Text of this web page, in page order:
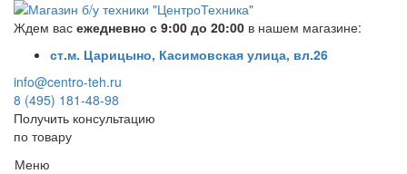
Ждем вас ежедневно с 9:00 до 20:00 в нашем магазине:
ст.м. Царицыно, Касимовская улица, вл.26
info@centro-teh.ru
8 (495) 181-48-98
Получить консультацию
по товару
Меню